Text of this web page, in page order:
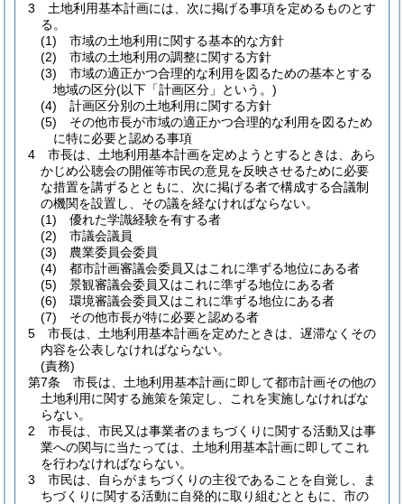
3
土地利用基本計画には、次に掲げる事項を定めるものとす
る。
(1)
市域の土地利用に関する基本的な方針
(2)
市域の土地利用の調整に関する方針
(3)
市域の適正かつ合理的な利用を図るための基本とする
地域の区分(以下「計画区分」という。)
(4)
計画区分別の土地利用に関する方針
(5)
その他市長が市域の適正かつ合理的な利用を図るため
に特に必要と認める事項
4
市長は、土地利用基本計画を定めようとするときは、あら
かじめ公聴会の開催等市民の意見を反映させるために必要
な措置を講ずるとともに、次に掲げる者で構成する合議制
の機関を設置し、その議を経なければならない。
(1)
優れた学識経験を有する者
(2)
市議会議員
(3)
農業委員会委員
(4)
都市計画審議会委員又はこれに準ずる地位にある者
(5)
景観審議会委員又はこれに準ずる地位にある者
(6)
環境審議会委員又はこれに準ずる地位にある者
(7)
その他市長が特に必要と認める者
5
市長は、土地利用基本計画を定めたときは、遅滞なくその
内容を公表しなければならない。
(責務)
第7条
市長は、土地利用基本計画に即して都市計画その他の
土地利用に関する施策を策定し、これを実施しなければな
らない。
2
市長は、市民又は事業者のまちづくりに関する活動又は事
業への関与に当たっては、土地利用基本計画に即してこれ
を行わなければならない。
3
市民は、自らがまちづくりの主役であることを自覚し、ま
ちづくりに関する活動に自発的に取り組むとともに、市の